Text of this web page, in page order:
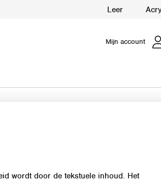
Leer
Mijn account
wordt door de tekstuele inhoud. Het